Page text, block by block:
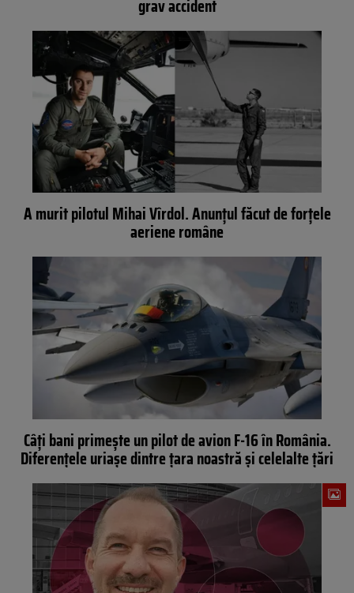
grav accident
A murit pilotul Mihai Vîrdol. Anunțul făcut de forțele
aeriene române
Câți bani primește un pilot de avion F-16 în România.
Diferențele uriașe dintre țara noastră și celelalte țări